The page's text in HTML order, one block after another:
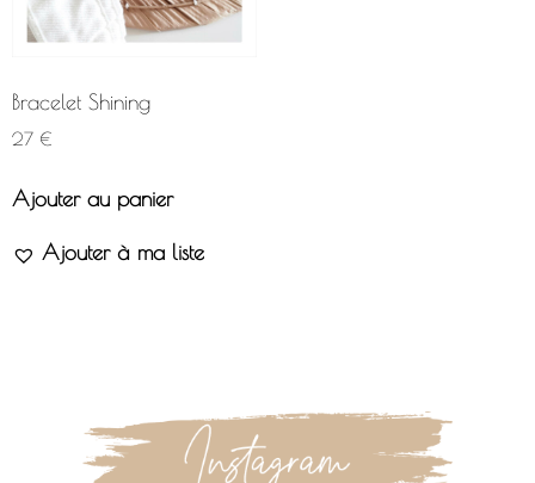
Bracelet Shining
27 €
Ajouter au panier
Ajouter à ma liste